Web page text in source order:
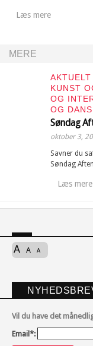
Læs mere
MERE
AKTUELT
KUNST
OG
OG DANS
Søndag
oktober 3,
Savner du
Søndag
Læs mere
A A A
Vil du have det
Email*: